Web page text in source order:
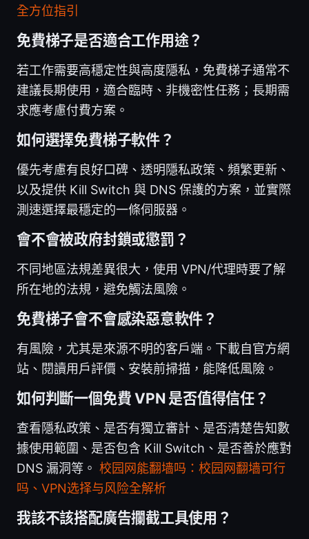
全方位指引
免費梯子是否適合工作用途？
若工作需要高穩定性與高度隱私，免費梯子通常不
建議長期使用，適合臨時、非機密性任務；長期需
求應考慮付費方案。
如何選擇免費梯子軟件？
優先考慮有良好口碑、透明隱私政策、頻繁更新、
以及提供 Kill Switch 與 DNS 保護的方案，並實際
測速選擇最穩定的一條伺服器。
會不會被政府封鎖或懲罰？
不同地區法規差異很大，使用 VPN/代理時要了解
所在地的法規，避免觸法風險。
免費梯子會不會感染惡意軟件？
有風險，尤其是來源不明的客戶端。下載自官方網
站、閱讀用戶評價、安裝前掃描，能降低風險。
如何判斷一個免費 VPN 是否值得信任？
查看隱私政策、是否有獨立審計、是否清楚告知數
據使用範圍、是否包含 Kill Switch、是否善於應對
DNS 漏洞等。 校园网能翻墙吗：校园网翻墙可行
吗、VPN选择与风险全解析
我該不該搭配廣告攔截工具使用？